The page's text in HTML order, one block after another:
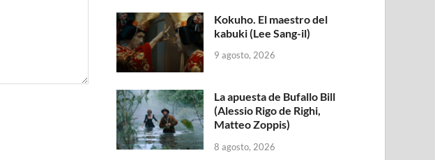
Kokuho. El maestro del
kabuki (Lee Sang-il)
9 agosto, 2026
La apuesta de Bufallo Bill
(Alessio Rigo de Righi,
Matteo Zoppis)
8 agosto, 2026